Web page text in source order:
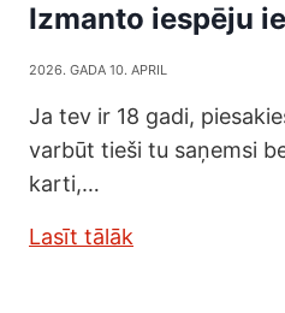
Izmanto iespēju
2026. GADA 10. APRIL
Ja tev ir 18 gadi,
varbūt tieši tu saņemsi
karti,…
Lasīt tālāk